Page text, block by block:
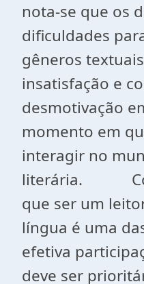
nota-se que os
dificuldades
gêneros
insatisfação e
desmotivação
momento em
interagir no
literária.
que ser um
língua é uma
efetiva
deve ser